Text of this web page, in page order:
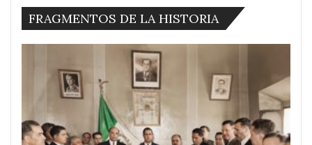
FRAGMENTOS DE LA HISTORIA